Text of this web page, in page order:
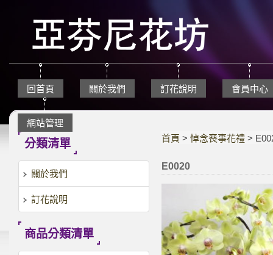
回首頁 關於我們 訂花說明 會員中心
網站管理
分類清單
關於我們
訂花說明
商品分類清單
首頁 >悼念喪事花禮 >
E0020